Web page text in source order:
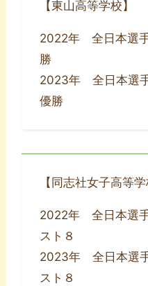
【東山高等学校】
2022年 全日本選
勝
2023年 全日本選
優勝
【同志社女子高等学
2022年 全日本選
スト８
2023年 全日本選
スト８